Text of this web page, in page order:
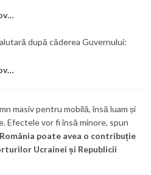
Gazeta Brasovului
după căderea Guvernului:
Gazeta Brasovului
masiv pentru mobilă, însă luam și
Efectele vor fi însă minore, spun
poate avea o contribuție
Ucrainei și Republicii